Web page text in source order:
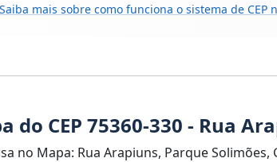
Saiba mais sobre como funciona o sistema de CEP
do CEP 75360-330 - Rua
no Mapa: Rua Arapiuns, Parque Solimões,